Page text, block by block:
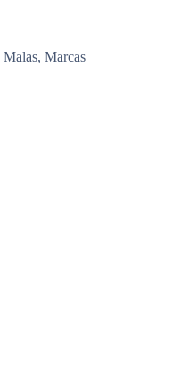
Malas, Marcas